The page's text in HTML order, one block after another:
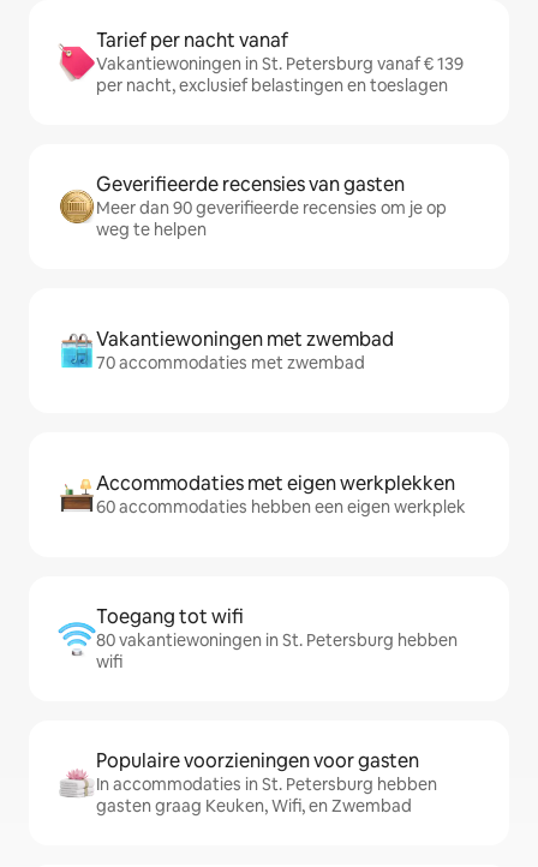
Tarief per nacht vanaf
Vakantiewoningen in St. Petersburg vanaf € 139
per nacht, exclusief belastingen en toeslagen
Geverifieerde recensies van gasten
Meer dan 90 geverifieerde recensies om je op
weg te helpen
Vakantiewoningen met zwembad
70 accommodaties met zwembad
Accommodaties met eigen werkplekken
60 accommodaties hebben een eigen werkplek
Toegang tot wifi
80 vakantiewoningen in St. Petersburg hebben
wifi
Populaire voorzieningen voor gasten
In accommodaties in St. Petersburg hebben
gasten graag Keuken, Wifi, en Zwembad